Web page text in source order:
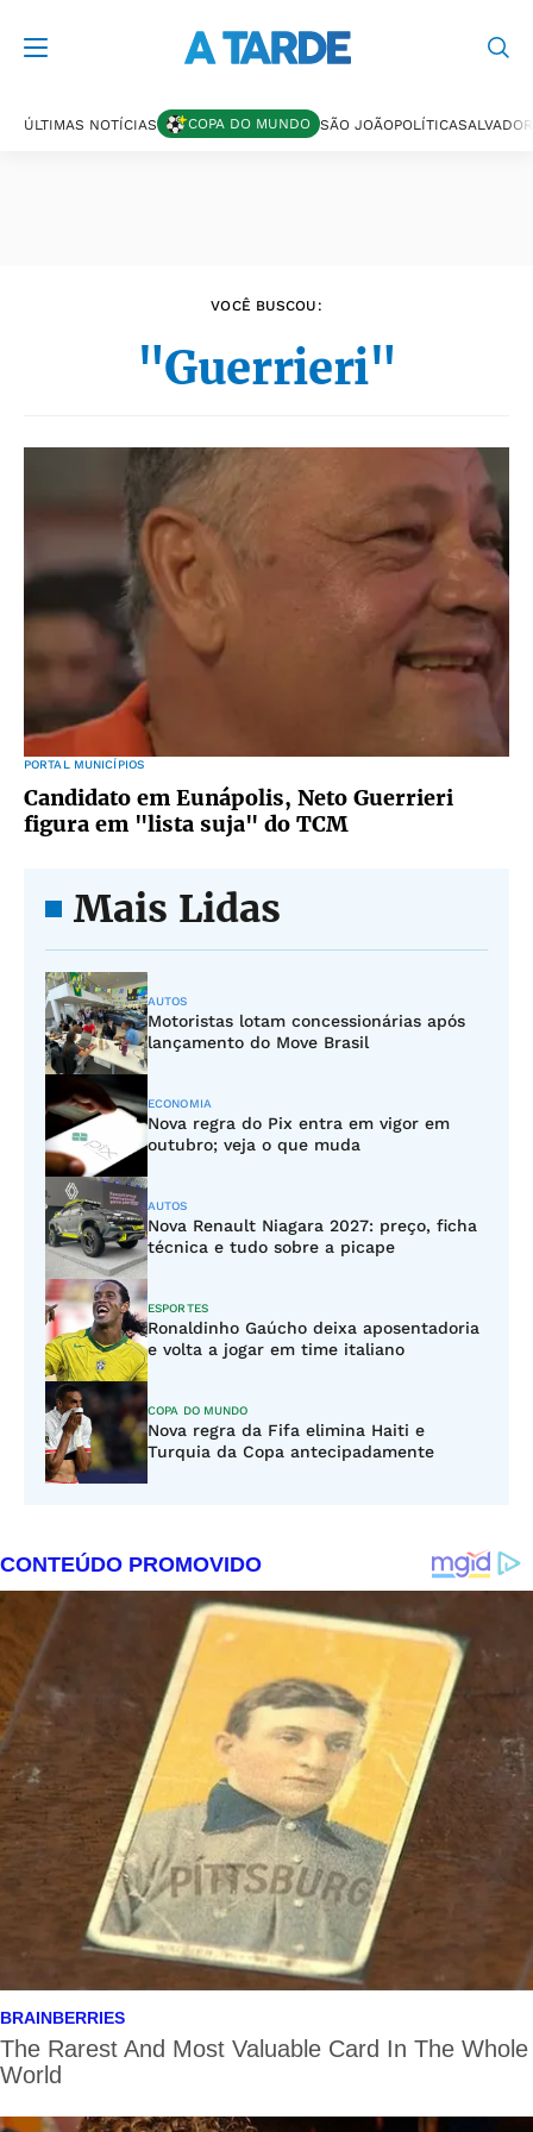
ÚLTIMAS NOTÍCIAS COPA DO MUNDO SÃO JOÃOPOLÍTICASALVADOR
VOCÊ BUSCOU:
"Guerrieri"
PORTAL MUNICÍPIOS
Candidato em Eunápolis, Neto Guerrieri
figura em "lista suja" do TCM
Mais Lidas
AUTOS
Motoristas lotam concessionárias após
lançamento do Move Brasil
ECONOMIA
Nova regra do Pix entra em vigor em
outubro; veja o que muda
AUTOS
Nova Renault Niagara 2027: preço, ficha
técnica e tudo sobre a picape
ESPORTES
Ronaldinho Gaúcho deixa aposentadoria
e volta a jogar em time italiano
COPA DO MUNDO
Nova regra da Fifa elimina Haiti e
Turquia da Copa antecipadamente